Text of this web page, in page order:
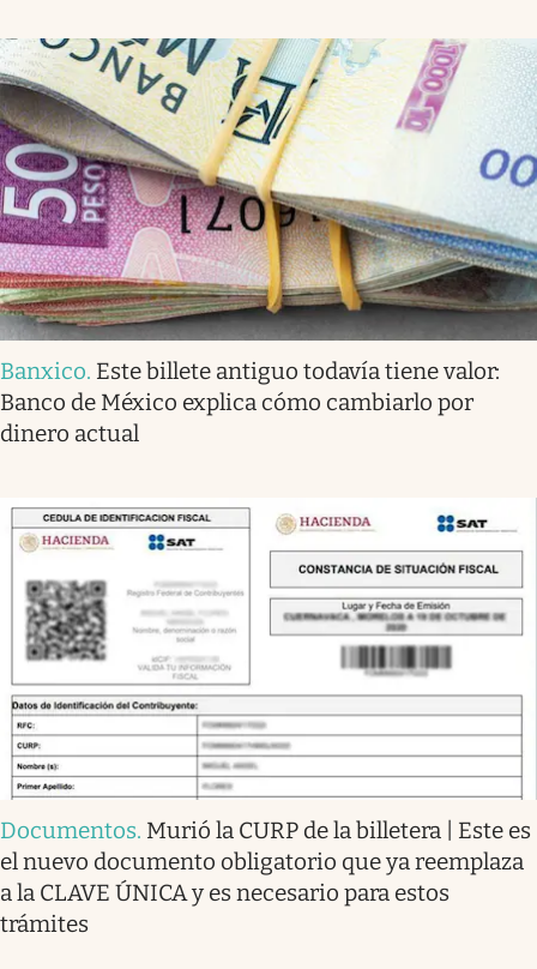
Banxico. Este billete antiguo todavía tiene valor:
Banco de México explica cómo cambiarlo por
dinero actual
Documentos. Murió la CURP de la billetera | Este es
el nuevo documento obligatorio que ya reemplaza
a la CLAVE ÚNICA y es necesario para estos
trámites